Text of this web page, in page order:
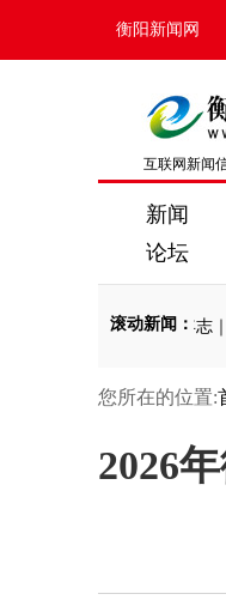
衡阳新闻网
互联网新闻
新闻
论坛
滚动新闻 ：
·少年志｜国
是大有作为的·少年志｜国旗
您所在的位置:
2026